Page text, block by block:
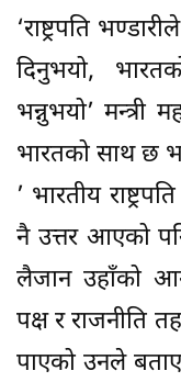
‘राष्ट्रपति
दिनुभयो,
भन्नुभयो’ मन्त्री
भारतको साथ छ
’ भारतीय
नै उत्तर आएको
लैजान उहाँको
पक्ष र राजनीति
पाएको उनले